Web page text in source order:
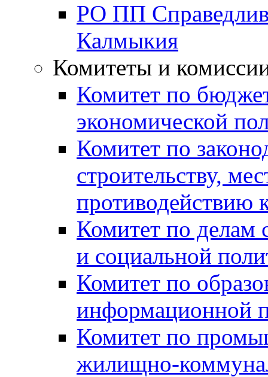
РО ПП
Калмыкия
Комитеты и
Комитет по
экономической
Комитет по
строительству,
противодействию
Комитет по делам
и социальной
Комитет по
информационной
Комитет по
жилищно-